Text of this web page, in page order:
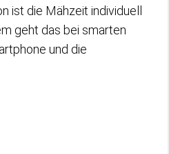
ist die Mähzeit individuell
geht das bei smarten
und die